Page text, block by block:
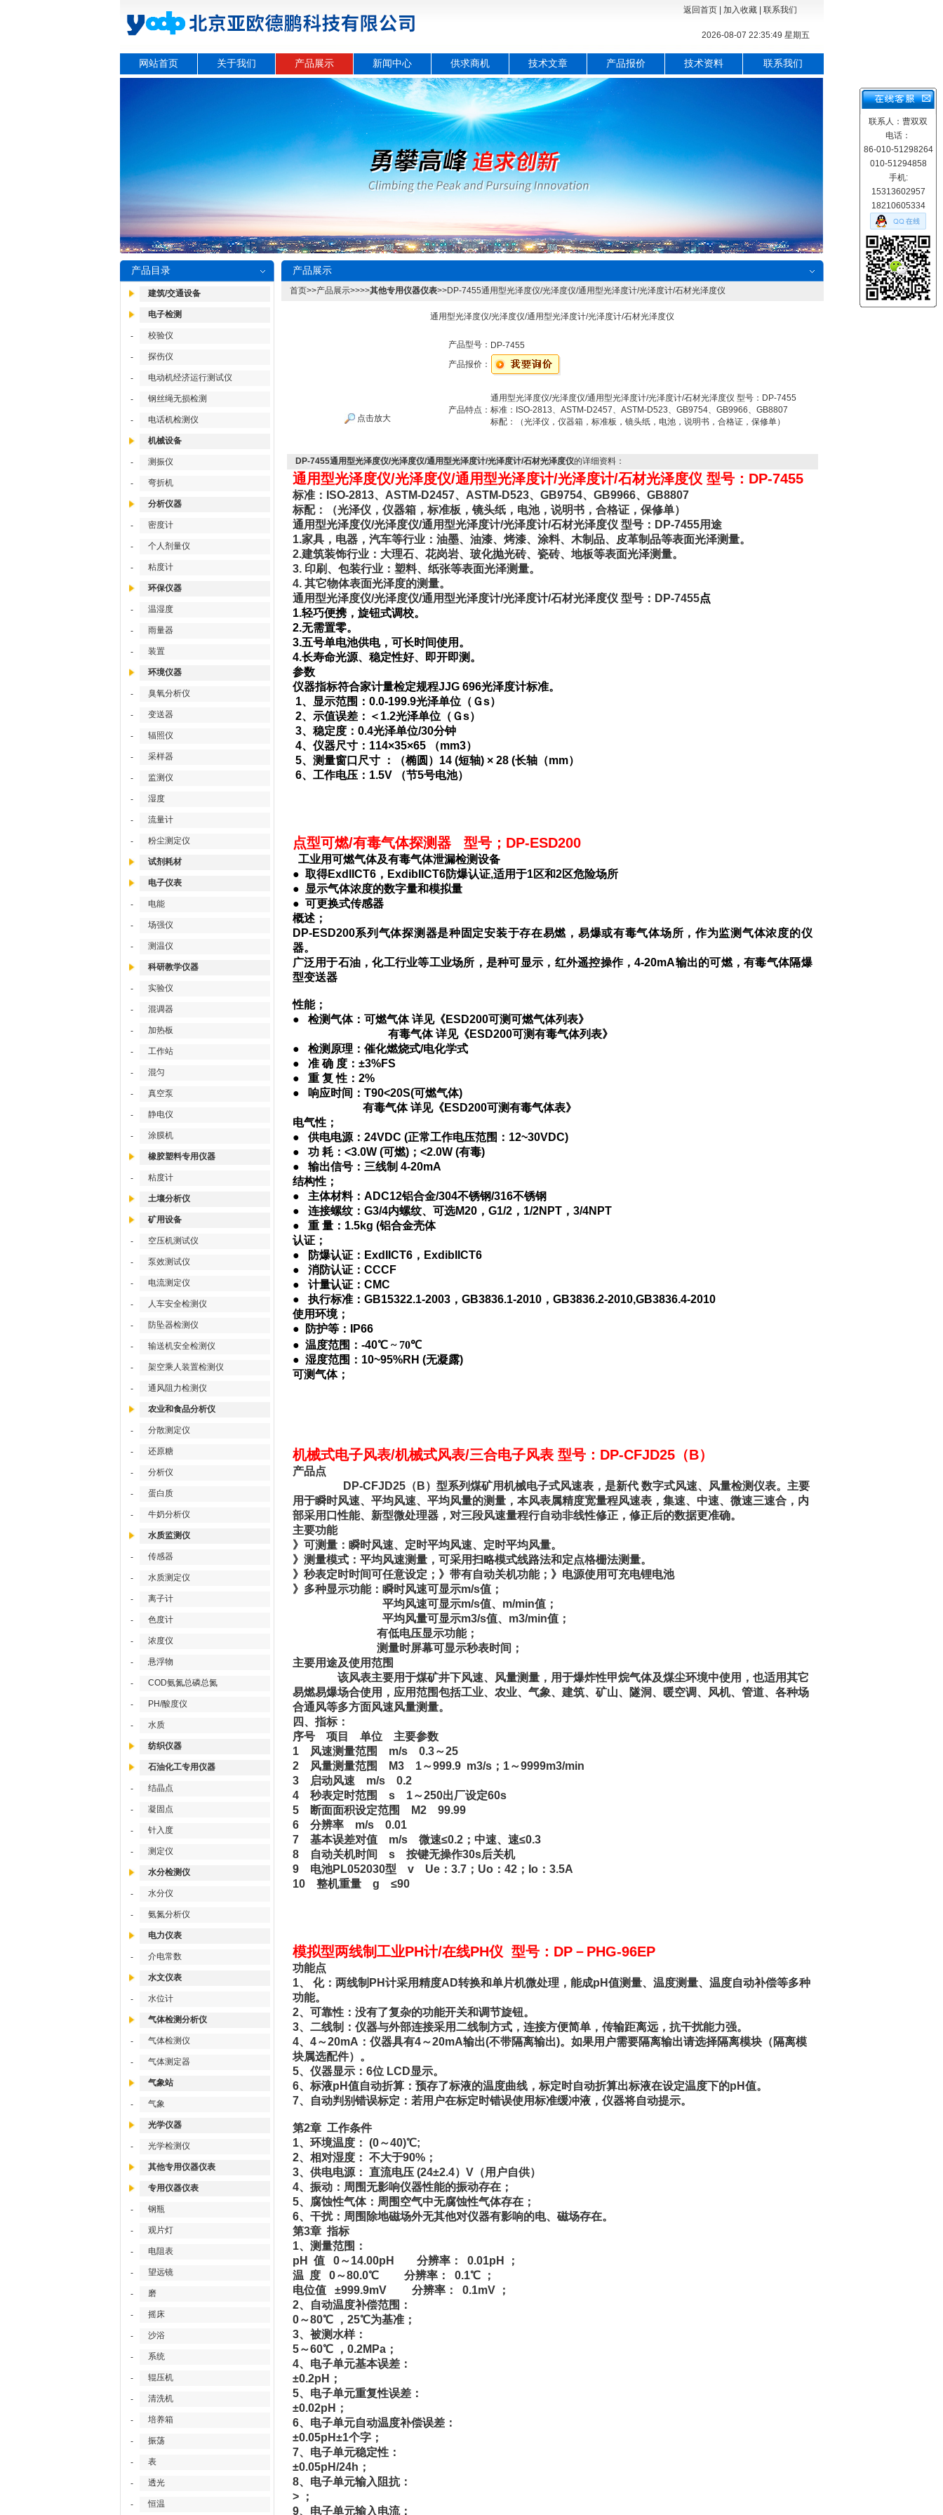
返回首页| 加入收藏| 联系我们
2026-08-07 22:35:50 星期五
网站首页 关于我们 产品展示 新闻中心 供求商机 技术文章 产品报价 技术资料 联系我们
产品目录
建筑/交通设备
电子检测
- 校验仪
- 探伤仪
- 电动机经济运行测试仪
- 钢丝绳无损检测
- 电话机检测仪
机械设备
- 测振仪
- 弯折机
分析仪器
- 密度计
- 个人剂量仪
- 粘度计
环保仪器
- 温湿度
- 雨量器
- 装置
环境仪器
- 臭氧分析仪
- 变送器
- 辐照仪
- 采样器
- 监测仪
- 湿度
- 流量计
- 粉尘测定仪
试剂耗材
电子仪表
- 电能
- 场强仪
- 测温仪
科研教学仪器
- 实验仪
- 混调器
- 加热板
- 工作站
- 混匀
- 真空泵
- 静电仪
- 涂膜机
橡胶塑料专用仪器
- 粘度计
土壤分析仪
矿用设备
- 空压机测试仪
- 泵效测试仪
- 电流测定仪
- 人车安全检测仪
- 防坠器检测仪
- 输送机安全检测仪
- 架空乘人装置检测仪
- 通风阻力检测仪
农业和食品分析仪
- 分散测定仪
- 还原糖
- 分析仪
- 蛋白质
- 牛奶分析仪
水质监测仪
- 传感器
- 水质测定仪
- 离子计
- 色度计
- 浓度仪
- 悬浮物
- COD氨氮总磷总氮
- PH/酸度仪
- 水质
纺织仪器
石油化工专用仪器
- 结晶点
- 凝固点
- 针入度
- 测定仪
水分检测仪
- 水分仪
- 氨氮分析仪
电力仪表
- 介电常数
水文仪表
- 水位计
气体检测分析仪
- 气体检测仪
- 气体测定器
气象站
- 气象
光学仪器
- 光学检测仪
其他专用仪器仪表
专用仪器仪表
- 钢瓶
- 观片灯
- 电阻表
- 望远镜
- 磨
- 摇床
- 沙浴
- 系统
- 辊压机
- 清洗机
- 培养箱
- 振荡
- 表
- 透光
- 恒温
产品展示
首页>>产品展示>>>>其他专用仪器仪表>>DP-7455通用型光泽度仪/光泽度仪/通用型光泽度计/光泽度计/石材光泽度仪
通用型光泽度仪/光泽度仪/通用型光泽度计/光泽度计/石材光泽度仪
点击放大
产品型号： DP-7455
产品报价：
产品特点：
通用型光泽度仪/光泽度仪/通用型光泽度计/光泽度计/石材光泽度仪 型号：DP-7455
标准：ISO-2813、ASTM-D2457、ASTM-D523、GB9754、GB9966、GB8807
标配：（光泽仪，仪器箱，标准板，镜头纸，电池，说明书，合格证，保修单）
DP-7455通用型光泽度仪/光泽度仪/通用型光泽度计/光泽度计/石材光泽度仪的详细资料：
通用型光泽度仪/光泽度仪/通用型光泽度计/光泽度计/石材光泽度仪 型号：DP-7455
标准：ISO-2813、ASTM-D2457、ASTM-D523、GB9754、GB9966、GB8807
标配：（光泽仪，仪器箱，标准板，镜头纸，电池，说明书，合格证，保修单）
通用型光泽度仪/光泽度仪/通用型光泽度计/光泽度计/石材光泽度仪 型号：DP-7455用途
1.家具，电器，汽车等行业：油墨、油漆、烤漆、涂料、木制品、皮革制品等表面光泽测量。
2.建筑装饰行业：大理石、花岗岩、玻化抛光砖、瓷砖、地板等表面光泽测量。
3. 印刷、包装行业：塑料、纸张等表面光泽测量。
4. 其它物体表面光泽度的测量。
通用型光泽度仪/光泽度仪/通用型光泽度计/光泽度计/石材光泽度仪 型号：DP-7455点
1.轻巧便携，旋钮式调校。
2.无需置零。
3.五号单电池供电，可长时间使用。
4.长寿命光源、稳定性好、即开即测。
参数
仪器指标符合家计量检定规程JJG 696光泽度计标准。
1、显示范围：0.0-199.9光泽单位（Ｇs）
2、示值误差：＜1.2光泽单位（Ｇs）
3、稳定度：0.4光泽单位/30分钟
4、仪器尺寸：114×35×65 （mm3）
5、测量窗口尺寸 ：（椭圆）14 (短轴) × 28 (长轴（mm）
6、工作电压：1.5V （节5号电池）
点型可燃/有毒气体探测器 型号； DP-ESD200
工业用可燃气体及有毒气体泄漏检测设备
● 取得ExdIICT6， ExdibIICT6防爆认证,适用于1区和2区危险场所
●
显示气体浓度的数字量和模拟量
● 可更换式传感器
概述；
DP-ESD200系列气体探测器是种固定安装于存在易燃，易爆或有毒气体场所，作为监测气体浓度的仪
器。
广泛用于石油，化工行业等工业场所，是种可显示，红外遥控操作，4-20mA输出的可燃，有毒气体隔爆
型变送器
性能；
● 检测气体：可燃气体 详见《ESD200可测可燃气体列表》
有毒气体 详见《ESD200可测有毒气体列表》
● 检测原理：催化燃烧式/电化学式
● 准 确 度： ±3%FS
● 重 复 性： 2%
●
响应时间： T90<20S(可燃气体)
有毒气体 详见《ESD200可测有毒气体表》
电气性；
● 供电电源： 24VDC (正常工作电压范围： 12~30VDC)
● 功 耗： <3.0W (可燃)； <2.0W (有毒)
● 输出信号：三线制 4-20mA
结构性；
● 主体材料： ADC12铝合金/304不锈钢/316不锈钢
● 连接螺纹： G3/4内螺纹、可选M20， G1/2， 1/2NPT， 3/4NPT
● 重 量： 1.5kg (铝合金壳体
认证；
●
防爆认证： ExdIICT6， ExdibIICT6
● 消防认证： CCCF
● 计量认证： CMC
● 执行标准： GB15322.1-2003， GB3836.1-2010， GB3836.2-2010,GB3836.4-2010
使用环境；
●
防护等：
IP66
● 温度范围： -40℃~ 70℃
● 湿度范围： 10~95%RH (无凝露)
可测气体；
机械式电子风表/机械式风表/三合电子风表 型号：DP-CFJD25（B）
产品点
DP-CFJD25（B）型系列煤矿用机械电子式风速表，是新代 数字式风速、风量检测仪表。主要
用于瞬时风速、平均风速、平均风量的测量，本风表属精度宽量程风速表，集速、中速、微速三速合，内
部采用口性能、新型微处理器，对三段风速量程行自动非线性修正，修正后的数据更准确。
主要功能
》可测量：瞬时风速、定时平均风速、定时平均风量。
》测量模式：平均风速测量，可采用扫略模式线路法和定点格栅法测量。
》秒表定时时间可任意设定；》带有自动关机功能；》电源使用可充电锂电池
》多种显示功能：瞬时风速可显示m/s值；
平均风速可显示m/s值、m/min值；
平均风量可显示m3/s值、m3/min值；
有低电压显示功能；
测量时屏幕可显示秒表时间；
主要用途及使用范围
该风表主要用于煤矿井下风速、风量测量，用于爆炸性甲烷气体及煤尘环境中使用，也适用其它
易燃易爆场合使用，应用范围包括工业、农业、气象、建筑、矿山、隧洞、暖空调、风机、管道、各种场
合通风等多方面风速风量测量。
四、指标：
序号 项目 单位 主要参数
1 风速测量范围 m/s 0.3～25
2 风量测量范围 M3 1～999.9 m3/s；1～9999m3/min
3 启动风速 m/s 0.2
4 秒表定时范围 s 1～250出厂设定60s
5 断面面积设定范围 M2 99.99
6 分辨率 m/s 0.01
7 基本误差对值 m/s 微速≤0.2；中速、速≤0.3
8 自动关机时间 s 按键无操作30s后关机
9 电池PL052030型 v Ue：3.7；Uo：42；Io：3.5A
10 整机重量 g ≤90
模拟型两线制工业PH计/在线PH仪 型号：DP－PHG-96EP
功能点
1、 化：两线制PH计采用精度AD转换和单片机微处理，能成pH值测量、温度测量、温度自动补偿等多种
功能。
2、可靠性：没有了复杂的功能开关和调节旋钮。
3、二线制：仪器与外部连接采用二线制方式，连接方便简单，传输距离远，抗干扰能力强。
4、4～20mA：仪器具有4～20mA输出(不带隔离输出)。如果用户需要隔离输出请选择隔离模块（隔离模
块属选配件）。
5、仪器显示：6位 LCD显示。
6、标液pH值自动折算：预存了标液的温度曲线，标定时自动折算出标液在设定温度下的pH值。
7、自动判别错误标定：若用户在标定时错误使用标准缓冲液，仪器将自动提示。
第2章 工作条件
1、环境温度： (0～40)℃;
2、相对湿度： 不大于90%；
3、供电电源： 直流电压 (24±2.4）V（用户自供）
4、振动：周围无影响仪器性能的振动存在；
5、腐蚀性气体：周围空气中无腐蚀性气体存在；
6、干扰：周围除地磁场外无其他对仪器有影响的电、磁场存在。
第3章 指标
1、测量范围：
pH 值 0～14.00pH 分辨率： 0.01pH ；
温 度 0～80.0℃ 分辨率： 0.1℃ ；
电位值 ±999.9mV 分辨率： 0.1mV ；
2、自动温度补偿范围：
0～80℃ ，25℃为基准；
3、被测水样：
5～60℃ ，0.2MPa；
4、电子单元基本误差：
±0.2pH；
5、电子单元重复性误差：
±0.02pH；
6、电子单元自动温度补偿误差：
±0.05pH±1个字；
7、电子单元稳定性：
±0.05pH/24h；
8、电子单元输入阻抗：
> ；
9、电子单元输入电流：
联系人：曹双双
电话：
86-010-51298264
010-51294858
手机:
15313602957
18210605334